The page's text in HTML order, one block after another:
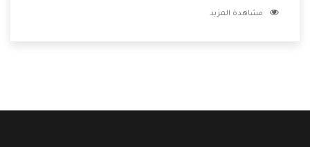
وتقدم للعملاء أقوى العروض والخصومات التى تسهل على
مشاهدة المزيد